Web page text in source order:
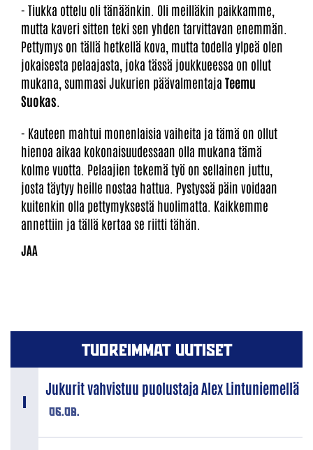
- Tiukka ottelu oli tänäänkin. Oli meilläkin paikkamme,
mutta kaveri sitten teki sen yhden tarvittavan enemmän.
Pettymys on tällä hetkellä kova, mutta todella ylpeä olen
jokaisesta pelaajasta, joka tässä joukkueessa on ollut
mukana, summasi Jukurien päävalmentaja Teemu
Suokas
- Kauteen mahtui monenlaisia vaiheita ja tämä on ollut
hienoa aikaa kokonaisuudessaan olla mukana tämä
kolme vuotta. Pelaajien tekemä työ on sellainen juttu,
josta täytyy heille nostaa hattua. Pystyssä päin voidaan
kuitenkin olla pettymyksestä huolimatta. Kaikkemme
annettiin ja tällä kertaa se riitti tähän.
TUOREIMMAT UUTISET
06.08.
Jukurit vahvistuu puolustaja Alex Lintuniemellä